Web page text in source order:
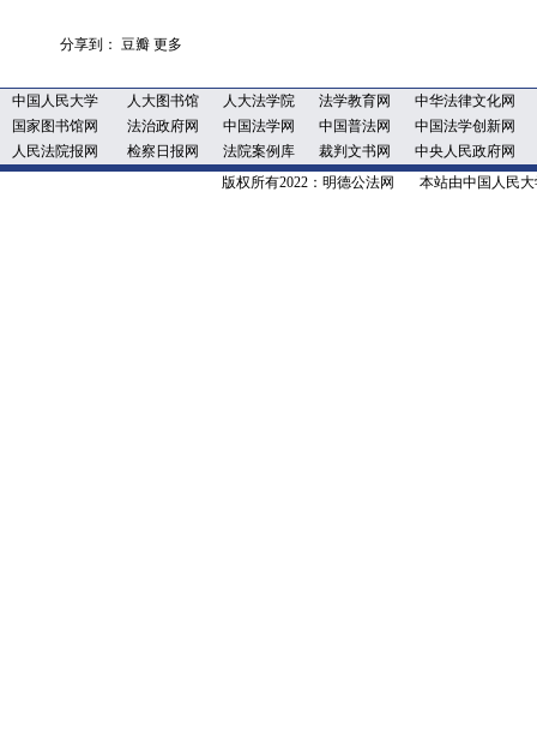
分享到： 豆瓣 更多
中国人民大学 人大图书馆 人大法学院 法学教育网
中华法律文化网
国家图书馆网
法治政府网 中国法学网 中国普法网
中国法学创新网
人民法院报网
检察日报网 法院案例库 裁判文书网
中央人民政府网
版权所有2022：明德公法网 本站由中国人民